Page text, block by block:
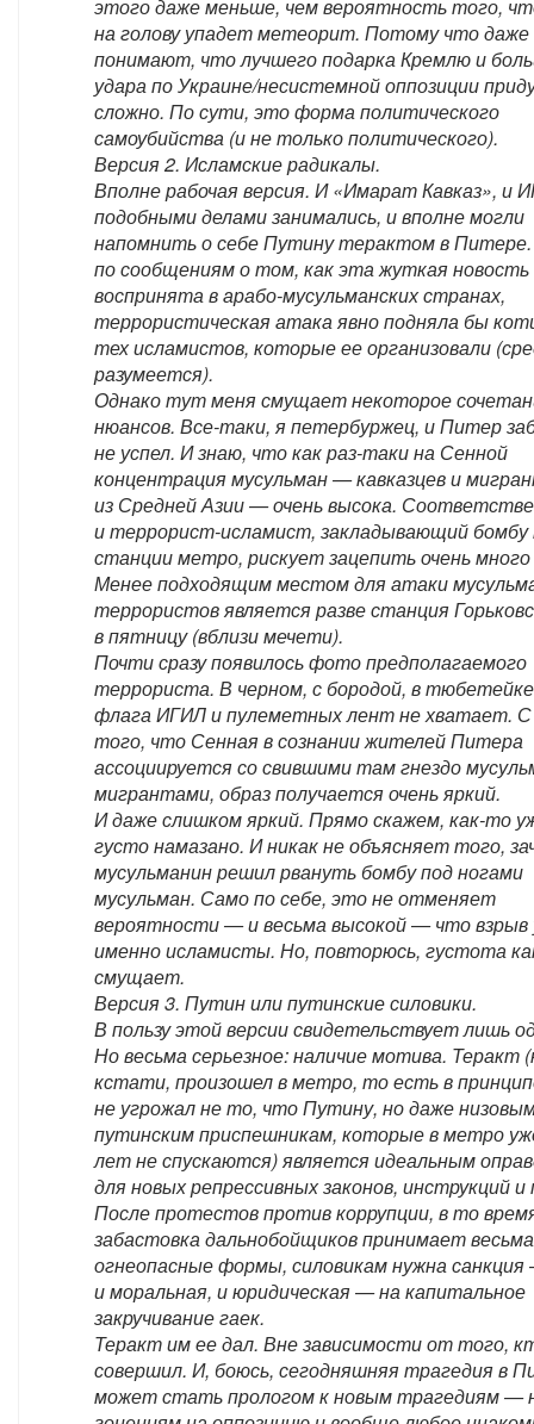
этого даже меньше, чем вероятность того,
на голову упадет метеорит. Потому что даже
понимают, что лучшего подарка Кремлю и
удара по Украине/несистемной оппозиции
сложно. По сути, это форма политического
самоубийства (и не только политического).
Версия 2. Исламские радикалы.
Вполне рабочая версия. И «Имарат Кавказ», и
подобными делами занимались, и вполне могли
напомнить о себе Путину терактом в
по сообщениям о том, как эта жуткая
воспринята в арабо-мусульманских странах,
террористическая атака явно подняла бы
тех исламистов, которые ее организовали
разумеется).
Однако тут меня смущает некоторое
нюансов. Все-таки, я петербуржец, и Питер
не успел. И знаю, что как раз-таки на Сенной
концентрация мусульман — кавказцев и
из Средней Азии — очень высока.
и террорист-исламист, закладывающий бомбу
станции метро, рискует зацепить очень много
Менее подходящим местом для атаки
террористов является разве станция
в пятницу (вблизи мечети).
Почти сразу появилось фото предполагаемого
террориста. В черном, с бородой, в
флага ИГИЛ и пулеметных лент не хватает.
того, что Сенная в сознании жителей Питера
ассоциируется со свившими там гнездо
мигрантами, образ получается очень яркий.
И даже слишком яркий. Прямо скажем, как-то
густо намазано. И никак не объясняет того,
мусульманин решил рвануть бомбу под ногами
мусульман. Само по себе, это не отменяет
вероятности — и весьма высокой — что взрыв
именно исламисты. Но, повторюсь, густота
смущает.
Версия 3. Путин или путинские силовики.
В пользу этой версии свидетельствует лишь
Но весьма серьезное: наличие мотива. Теракт
кстати, произошел в метро, то есть в
не угрожал не то, что Путину, но даже
путинским приспешникам, которые в метро
лет не спускаются) является идеальным
для новых репрессивных законов, инструкций и
После протестов против коррупции, в то
забастовка дальнобойщиков принимает весьма
огнеопасные формы, силовикам нужна
и моральная, и юридическая — на капитальное
закручивание гаек.
Теракт им ее дал. Вне зависимости от того,
совершил. И, боюсь, сегодняшняя трагедия в
может стать прологом к новым трагедиям —